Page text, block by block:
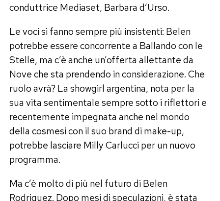
conduttrice Mediaset, Barbara d’Urso.
Le voci si fanno sempre più insistenti: Belen
potrebbe essere concorrente a Ballando con le
Stelle, ma c’è anche un’offerta allettante da
Nove che sta prendendo in considerazione. Che
ruolo avrà? La showgirl argentina, nota per la
sua vita sentimentale sempre sotto i riflettori e
recentemente impegnata anche nel mondo
della cosmesi con il suo brand di make-up,
potrebbe lasciare Milly Carlucci per un nuovo
programma.
Ma c’è molto di più nel futuro di Belen
Rodriguez. Dopo mesi di speculazioni, è stata